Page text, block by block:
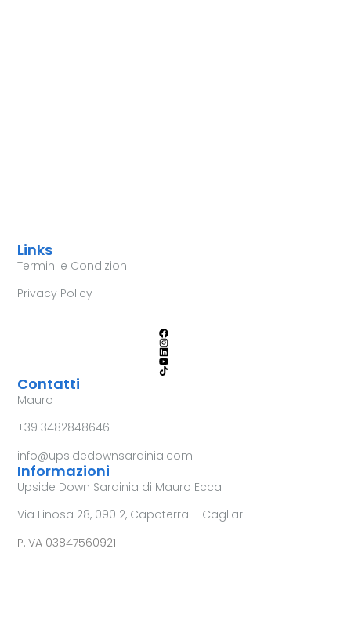
Informazioni
Upside Down Sardinia di Mauro Ecca
Via Linosa 28, 09012, Capoterra – Cagliari
P.IVA 03847560921
Contatti
Mauro
+39 3482848646
info@upsidedownsardinia.com
Links
Termini e Condizioni
Privacy Policy